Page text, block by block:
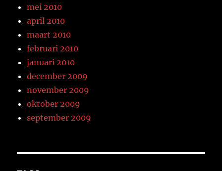
mei 2010
april 2010
maart 2010
februari 2010
januari 2010
december 2009
november 2009
oktober 2009
september 2009